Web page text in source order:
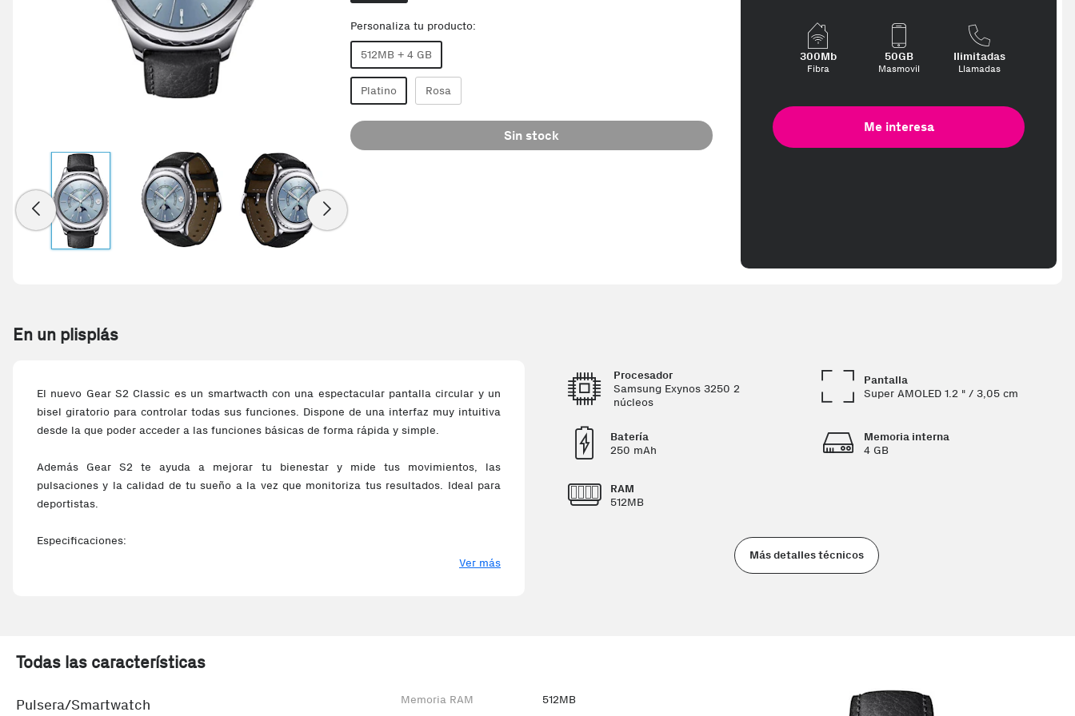
Personaliza tu producto:
512MB + 4 GB
Platino Rosa
Sin stock
300Mb
Fibra
50GB
Masmovil
Ilimitadas
Llamadas
Me interesa
En un plisplás
El nuevo Gear S2 Classic es un smartwacth con una espectacular pantalla circular y un
bisel giratorio para controlar todas sus funciones. Dispone de una interfaz muy intuitiva
desde la que poder acceder a las funciones básicas de forma rápida y simple.
Además Gear S2 te ayuda a mejorar tu bienestar y mide tus movimientos, las
pulsaciones y la calidad de tu sueño a la vez que monitoriza tus resultados. Ideal para
deportistas.
Especificaciones:
Batería: 250mAh
Ver más
Procesador
Samsung Exynos 3250 2
núcleos
Pantalla
Super AMOLED 1.2 " / 3,05 cm
Batería
250 mAh
Memoria interna
4 GB
RAM
512MB
Más detalles técnicos
Todas las características
Pulsera/Smartwatch Memoria RAM 512MB